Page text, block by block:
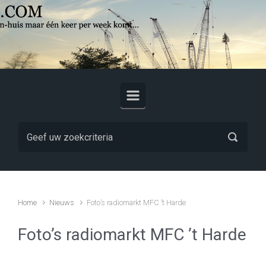
Skip to main content
Home Nieuws Foto’s radiomarkt MFC ’t Harde
Foto’s radiomarkt MFC ’t Harde